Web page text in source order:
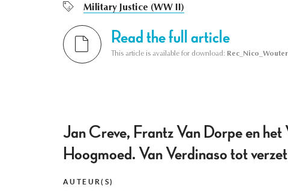
Military Justice (WW II)
Read the full article
This article is available for download:
Jan Creve, Frantz Van Dorpe en
Hoogmoed. Van Verdinaso tot
AUTEUR(S)